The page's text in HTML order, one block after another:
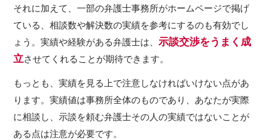
それに加えて、一部の弁護士事務所がホームページで掲げ
ている、相談数や解決数の実績を参考にするのも有効でし
ょう。実績や経験がある弁護士は、示談交渉をうまく成
立させてくれることが期待できます。
もっとも、実績を見る上で注意しなければいけない点があ
ります。実績値は事務所全体のものであり、あなたが実際
に相談し、示談を頼む弁護士その人の実績ではないことが
ある点は注意が必要です。